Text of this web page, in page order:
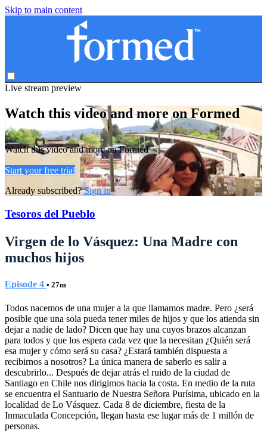
Skip to main content
Live stream preview
Watch this video and more on Formed
Watch this video and more on Formed
Start your free trial
Already subscribed?Sign in
Tesoros del Pueblo
Virgen de lo Vásquez: Una Madre con
muchos hijos
Episode 4 • 27m
Todos nacemos de una mujer a la que llamamos madre. Pero ¿será
posible que una sola pueda tener miles de hijos y que los atienda sin
dejar a nadie de lado? Dicen que hay una cuyos brazos alcanzan
para todos y que los espera cada vez que la necesitan ¿Quién será
esa mujer y cómo será su casa? ¿Estará también dispuesta a
recibirnos a nosotros? La única manera de saberlo es salir a
descubrirlo... Después de dejar atrás el ruido de la ciudad de
Santiago en Chile nos dirigimos hacia la costa. En medio de la ruta
se encuentra el Santuario de Nuestra Señora Purísima, ubicado en la
localidad de Lo Vásquez. Cada 8 de diciembre, fiesta de la
Inmaculada Concepción, llegan hasta ese lugar más de 1 millón de
personas.